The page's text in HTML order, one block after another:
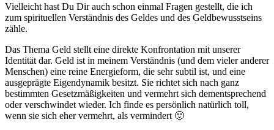
Vielleicht hast Du Dir auch schon einmal Fragen gestellt, die ich
zum spirituellen Verständnis des Geldes und des Geldbewusstseins
zähle.
Das Thema Geld stellt eine direkte Konfrontation mit unserer
Identität dar. Geld ist in meinem Verständnis (und dem vieler anderer
Menschen) eine reine Energieform, die sehr subtil ist, und eine
ausgeprägte Eigendynamik besitzt. Sie richtet sich nach ganz
bestimmten Gesetzmäßigkeiten und vermehrt sich dementsprechend
oder verschwindet wieder. Ich finde es persönlich natürlich toll,
wenn sie sich eher vermehrt, als vermindert 🙂